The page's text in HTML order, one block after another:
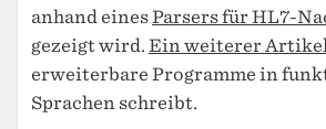
anhand einesParsers für HL7-
gezeigt wird. Ein weiterer Artikel
erweiterbare Programme in
Sprachen schreibt.